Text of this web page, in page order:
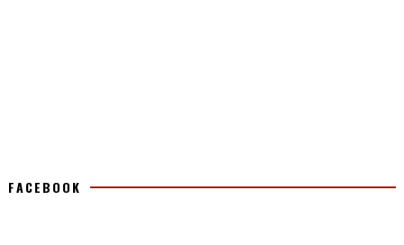
FACEBOOK